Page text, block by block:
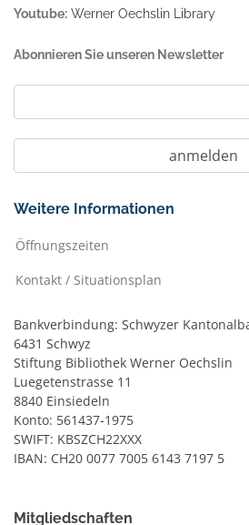
Youtube: Werner Oechslin Library
Abonnieren Sie unseren Newsletter
Weitere Informationen
Öffnungszeiten
Kontakt / Situationsplan
Bankverbindung: Schwyzer
6431 Schwyz
Stiftung Bibliothek Werner Oechslin
Luegetenstrasse 11
8840 Einsiedeln
Konto: 561437-1975
SWIFT: KBSZCH22XXX
IBAN: CH20 0077 7005 6143 7197 5
Mitgliedschaften